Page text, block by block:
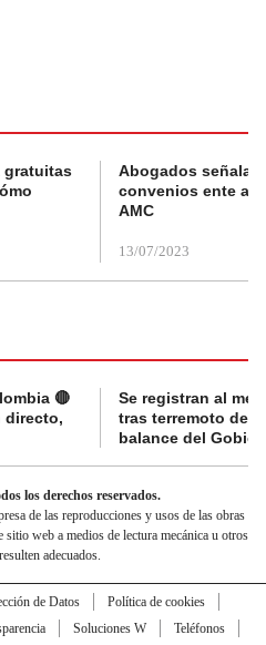
gratuitas
Abogados
convenios ente
AMC
13/07/2023
🔴
directo,
Se registran al
tras terremoto de
balance del
los derechos reservados.
de las reproducciones y usos de las obras
sitio web a medios de lectura mecánica u otros
adecuados.
de Datos
Política de cookies
Soluciones W
Teléfonos